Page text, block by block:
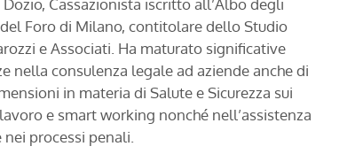
Dozio, Cassazionista iscritto all’Albo degli
Foro di Milano, contitolare dello Studio
e Associati. Ha maturato significative
nella consulenza legale ad aziende anche di
in materia di Salute e Sicurezza sui
e smart working nonché nell’assistenza
processi penali.